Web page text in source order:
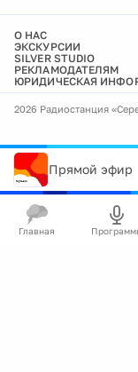
О НАС
ЭКСКУРСИИ
SILVER STUDIO
РЕКЛАМОДАТЕЛЯМ
ЮРИДИЧЕСКАЯ
2026 Радиостанция
Прямой эфир
Главная